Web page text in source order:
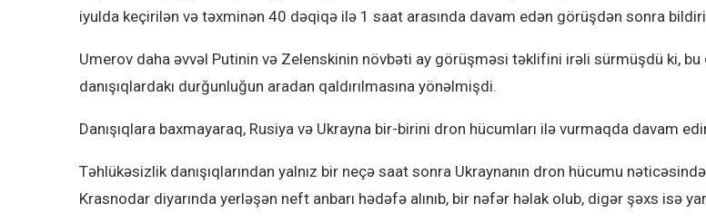
iyulda keçirilən və təxminən 40 dəqiqə ilə 1 saat arasında davam edən görüşdən sonra
Umerov daha əvvəl Putinin və Zelenskinin növbəti ay görüşməsi təklifini irəli sürmüşdü ki, bu
danışıqlardakı durğunluğun aradan qaldırılmasına yönəlmişdi.
Danışıqlara baxmayaraq, Rusiya və Ukrayna bir-birini dron hücumları ilə vurmaqda davam
Təhlükəsizlik danışıqlarından yalnız bir neçə saat sonra Ukraynanın dron hücumu nəticəsində
Krasnodar diyarında yerləşən neft anbarı hədəfə alınıb, bir nəfər həlak olub, digər şəxs isə